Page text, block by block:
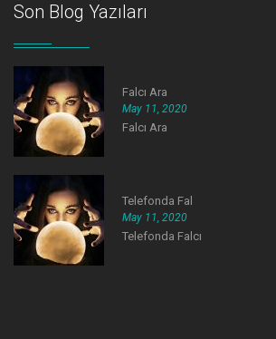
Son Blog Yazıları
Falcı Ara
May 11, 2020
Falcı Ara
Telefonda Fal
May 11, 2020
Telefonda Falcı